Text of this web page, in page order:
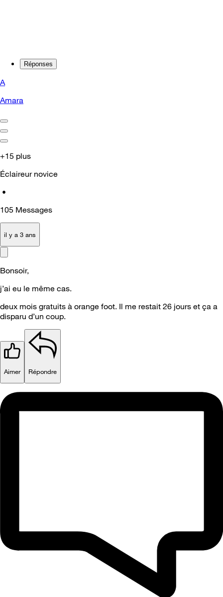
Réponses
A
Amara
+15 plus
Éclaireur novice
•
105 Messages
il y a 3 ans
Bonsoir,
j’ai eu le même cas.
deux mois gratuits à orange foot. Il me restait 26 jours et ça a
disparu d’un coup.
Aimer Répondre